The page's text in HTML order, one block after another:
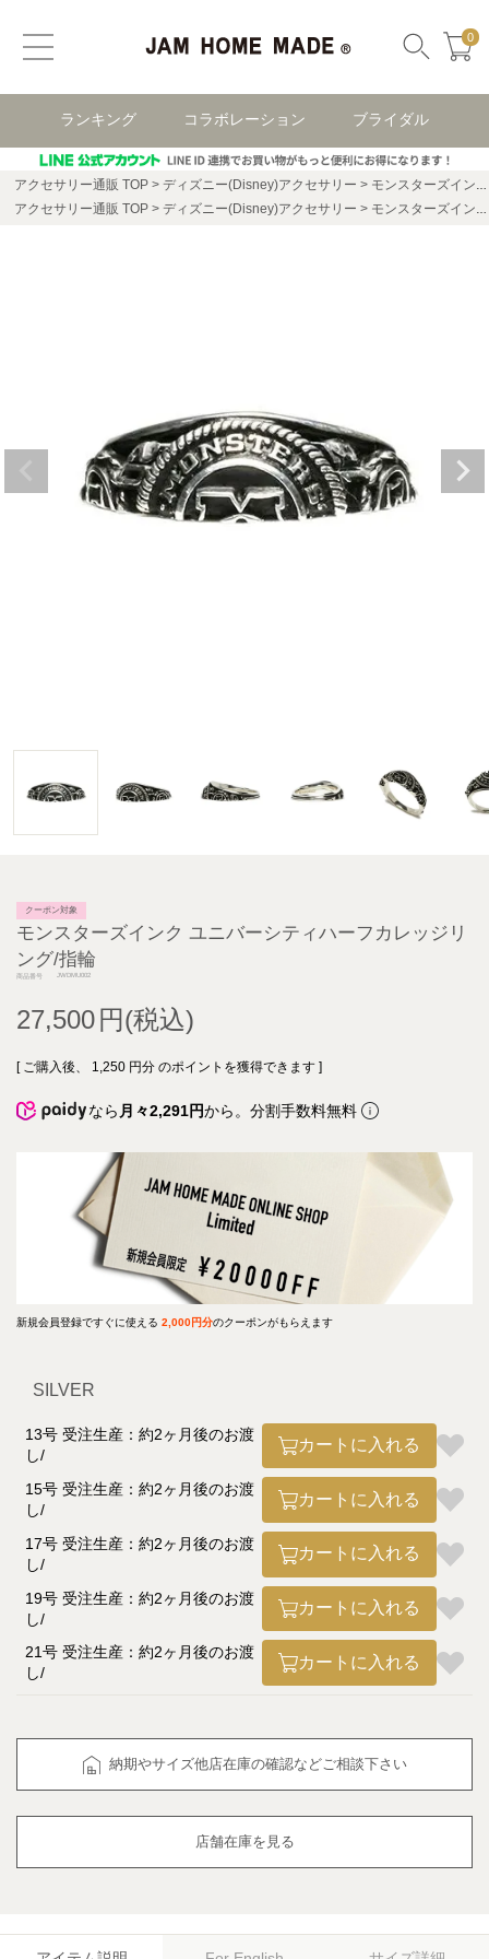
0
ランキング コラボレーション ブライダル
アクセサリー通販 TOP ディズニー(Disney)アクセサリー
モンスターズインク・ユニバーシティ
アクセサリー通販 TOP
ディズニー(Disney)アクセサリー モンスターズインク
クーポン対象
モンスターズインク ユニバーシティハーフカレッジリ
ング/指輪
商品番号 JWDMU002
27,500
[ ご購入後、 1,250 円分 のポイントを獲得できます ]
なら 月々2,291円から。分割手数料無料
新規会員登録ですぐに使える 2,000円分のクーポンがもらえます
SILVER
13号 受注生産：約2ヶ月後のお渡
し
カートに入れる
15号 受注生産：約2ヶ月後のお渡
し
カートに入れる
17号 受注生産：約2ヶ月後のお渡
し
カートに入れる
19号 受注生産：約2ヶ月後のお渡
し
カートに入れる
21号 受注生産：約2ヶ月後のお渡
し
カートに入れる
納期やサイズ他店在庫の確認などご相談下さい
店舗在庫を見る